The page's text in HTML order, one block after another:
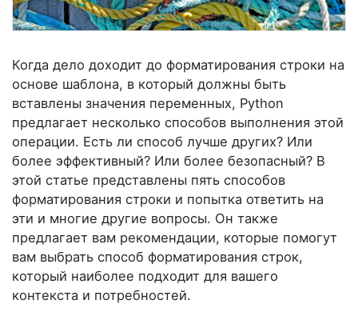
Когда дело доходит до форматирования строки на
основе шаблона, в который должны быть
вставлены значения переменных, Python
предлагает несколько способов выполнения этой
операции. Есть ли способ лучше других? Или
более эффективный? Или более безопасный? В
этой статье представлены пять способов
форматирования строки и попытка ответить на
эти и многие другие вопросы. Он также
предлагает вам рекомендации, которые помогут
вам выбрать способ форматирования строк,
который наиболее подходит для вашего
контекста и потребностей.